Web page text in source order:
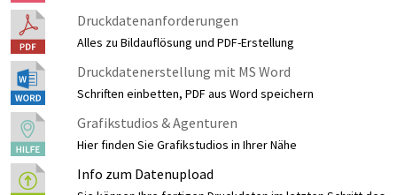
Druckdatenanforderungen
Alles zu Bildauflösung und PDF-Erstellung
Druckdatenerstellung mit MS Word
Schriften einbetten, PDF aus Word speichern
Grafikstudios & Agenturen
Hier finden Sie Grafikstudios in Ihrer Nähe
Info zum Datenupload